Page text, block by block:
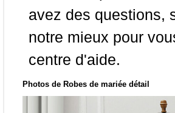
avez des questions,
notre mieux pour
centre d'aide.
Photos de Robes de mariée détail